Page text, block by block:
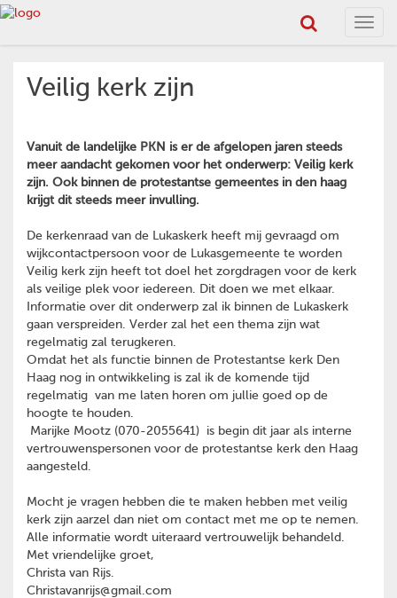
Veilig kerk zijn
Vanuit de landelijke PKN is er de afgelopen jaren steeds
meer aandacht gekomen voor het onderwerp: Veilig kerk
zijn. Ook binnen de protestantse gemeentes in den haag
krijgt dit steeds meer invulling.
De kerkenraad van de Lukaskerk heeft mij gevraagd om
wijkcontactpersoon voor de Lukasgemeente te worden
Veilig kerk zijn heeft tot doel het zorgdragen voor de kerk
als veilige plek voor iedereen. Dit doen we met elkaar.
Informatie over dit onderwerp zal ik binnen de Lukaskerk
gaan verspreiden. Verder zal het een thema zijn wat
regelmatig zal terugkeren.
Omdat het als functie binnen de Protestantse kerk Den
Haag nog in ontwikkeling is zal ik de komende tijd
regelmatig van me laten horen om jullie goed op de
hoogte te houden.
Marijke Mootz (070-2055641) is begin dit jaar als interne
vertrouwenspersonen voor de protestantse kerk den Haag
aangesteld.
Mocht je vragen hebben die te maken hebben met veilig
kerk zijn aarzel dan niet om contact met me op te nemen.
Alle informatie wordt uiteraard vertrouwelijk behandeld.
Met vriendelijke groet,
Christa van Rijs.
Christavanrijs@gmail.com